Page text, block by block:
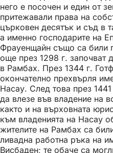
него е посочен и един от
притежавали права на
църковен десятък и съд в
а именно господарите на
Фрауенщайн също са били
още през 1298 г. започват
в Рамбах. През 1344 г.
окончателно прехвърля
Насау. След това през
да влезе във владение на
както и на върховната
към владенията на Насау
жителите на Рамбах са
ливадна работна ръка на
Висбаден; те обаче са